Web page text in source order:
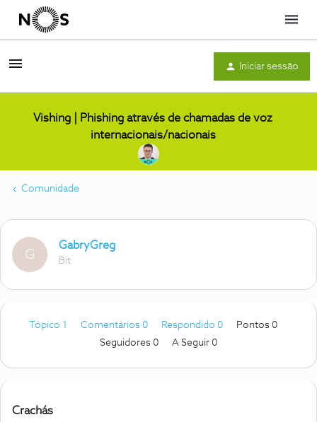
Menu
Iniciar sessão
Vishing | Phishing através de chamadas de voz
internacionais/nacionais
Comunidade
G
GabryGreg
Bit
Tópico 1 Comentários 0 Respondido 0
Pontos 0
Seguidores 0 A Seguir 0
Crachás